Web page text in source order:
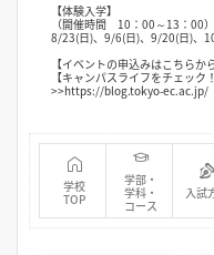
【体験入学】
（開催時間 10：00～13：00）
8/23(日)、9/6(日)、9/20(日)、
【イベントの申込みはこちら
【キャンパスライフをチェック
>>https://blog.tokyo-ec.ac.jp/
学校
TOP
学部・
学科・
コース
入試